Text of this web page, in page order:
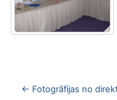
← Fotogrāfijas no